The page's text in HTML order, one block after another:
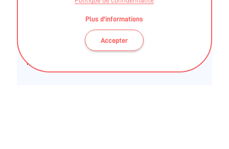
Plus d'informations
Accepter
complémentaire : activités physiques et sportives sur
prescription médicale
Diplôme fédéral - FFEPGV - animateur fédéral avec
module commun APA module "Gym après cancer"
module "Diabète et surpoids"